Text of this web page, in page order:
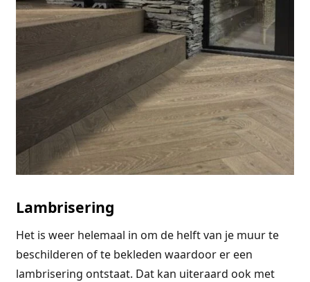
Lambrisering
Het is weer helemaal in om de helft van je muur te
beschilderen of te bekleden waardoor er een
lambrisering ontstaat. Dat kan uiteraard ook met